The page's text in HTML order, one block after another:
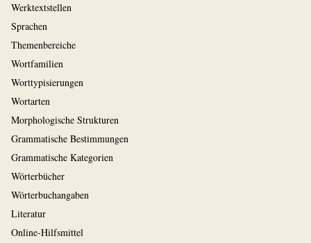
Werktextstellen
Sprachen
Themenbereiche
Wortfamilien
Worttypisierungen
Wortarten
Morphologische Strukturen
Grammatische Bestimmungen
Grammatische Kategorien
Wörterbücher
Wörterbuchangaben
Literatur
Online-Hilfsmittel